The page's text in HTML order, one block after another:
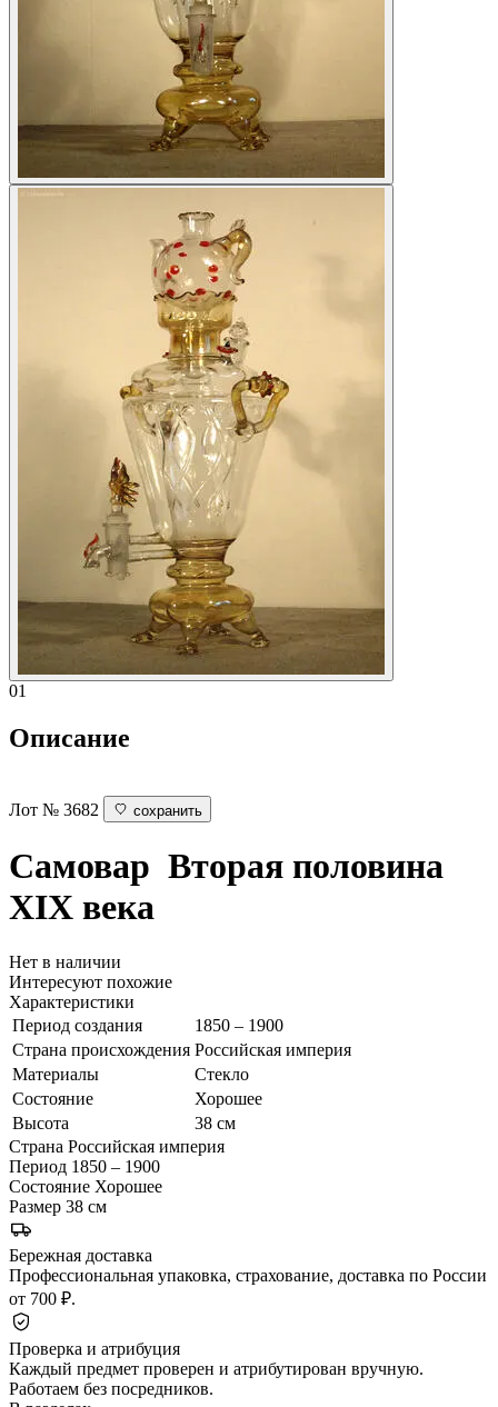
01
Описание
Лот № 3682 сохранить
Самовар Вторая половина
XIX века
Нет в наличии
Интересуют похожие
Характеристики
Период создания
1850 – 1900
Страна происхождения Российская империя
Материалы
Стекло
Состояние
Хорошее
Высота
38 см
Страна Российская империя
Период 1850 – 1900
Состояние Хорошее
Размер 38 см
Бережная доставка
Профессиональная упаковка, страхование, доставка по России
от 700 ₽.
Проверка и атрибуция
Каждый предмет проверен и атрибутирован вручную.
Работаем без посредников.